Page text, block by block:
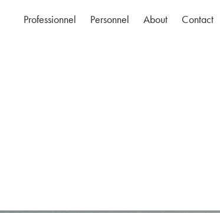
Professionnel Personnel About Contact